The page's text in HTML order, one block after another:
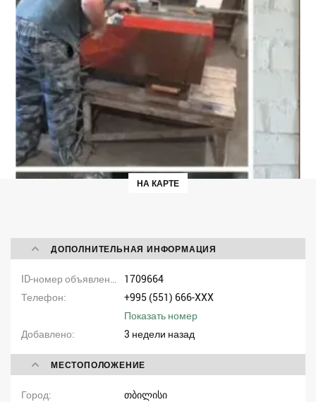
НА КАРТЕ
ДОПОЛНИТЕЛЬНАЯ ИНФОРМАЦИЯ
1709664
Телефон
+995 (551) 666-XXX
Показать номер
Добавлено
3 недели назад
МЕСТОПОЛОЖЕНИЕ
Город თბილისი